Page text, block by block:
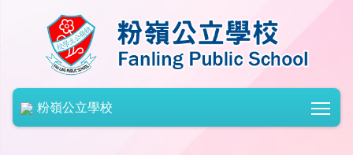
粉嶺公立學校